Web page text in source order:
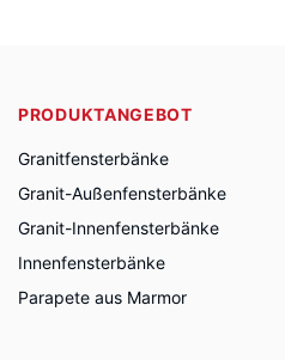
PRODUKTANGEBOT
Granitfensterbänke
Granit-Außenfensterbänke
Granit-Innenfensterbänke
Innenfensterbänke
Parapete aus Marmor